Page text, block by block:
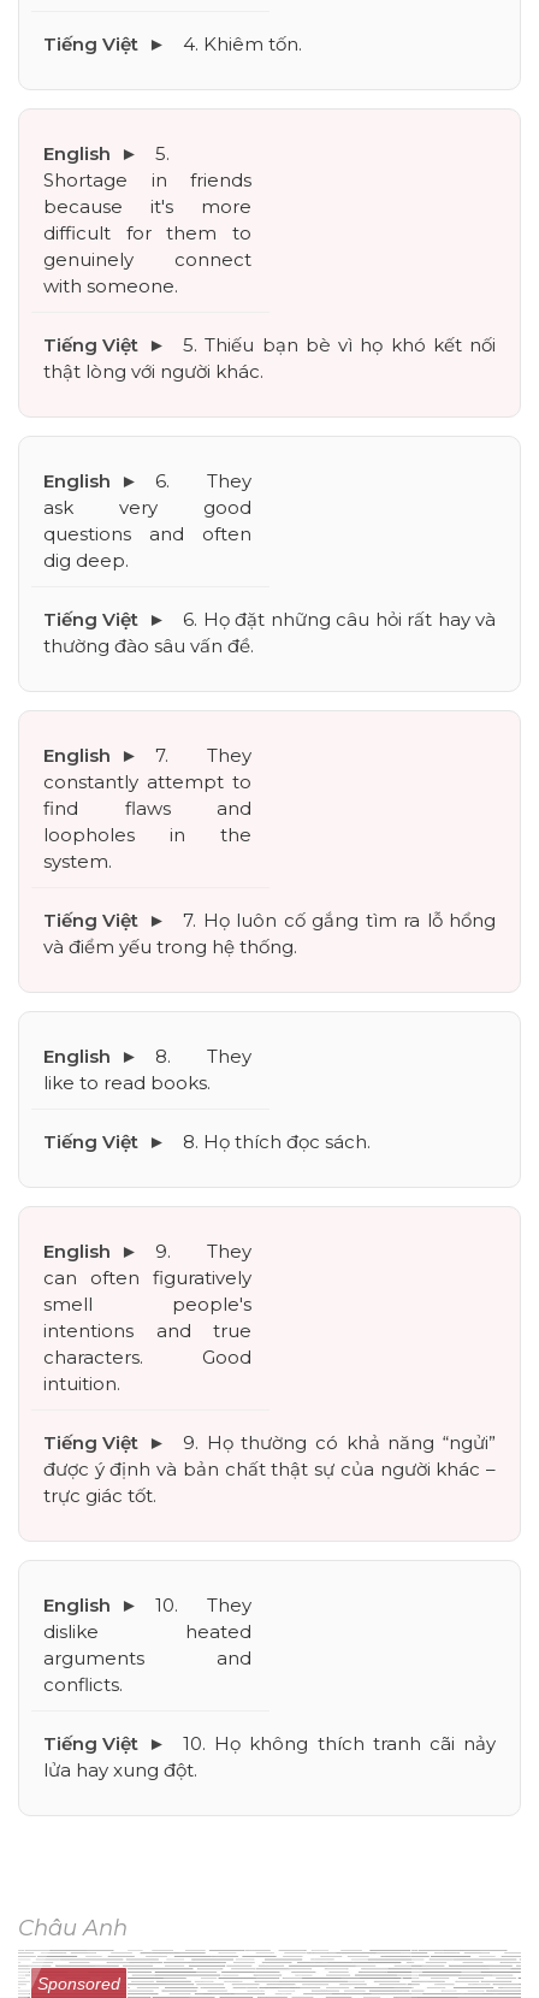
4. Khiêm tốn.
5.
Shortage in friends
because it's more
difficult for them to
genuinely connect
with someone.
5. Thiếu bạn bè vì họ khó kết nối
thật lòng với người khác.
6. They
ask very good
questions and often
dig deep.
6. Họ đặt những câu hỏi rất hay và
thường đào sâu vấn đề.
7. They
constantly attempt to
find flaws and
loopholes in the
system.
7. Họ luôn cố gắng tìm ra lỗ hổng
và điểm yếu trong hệ thống.
8. They
like to read books.
8. Họ thích đọc sách.
9. They
can often figuratively
smell people's
intentions and true
characters. Good
intuition.
9. Họ thường có khả năng “ngửi”
được ý định và bản chất thật sự của người khác –
trực giác tốt.
10. They
dislike heated
arguments and
conflicts.
10. Họ không thích tranh cãi nảy
lửa hay xung đột.
Châu Anh
Sponsored